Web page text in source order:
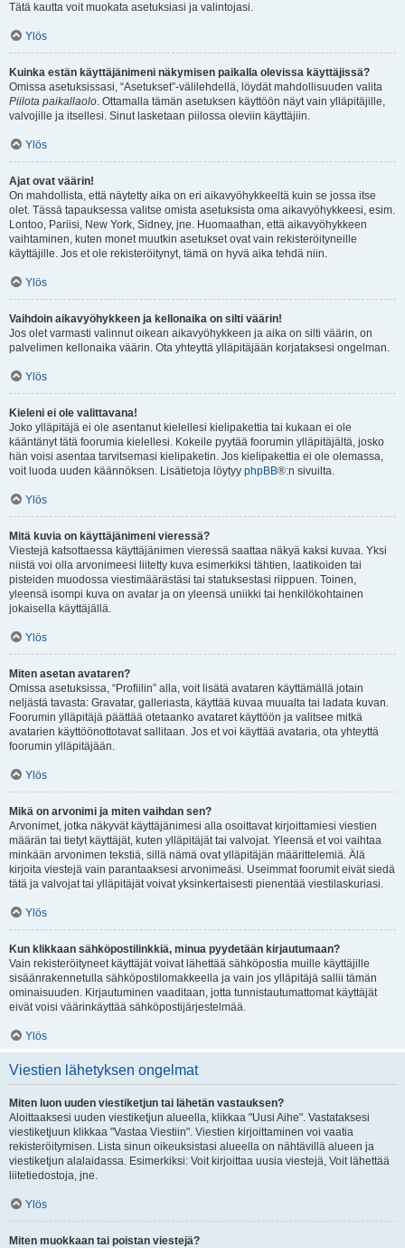
Tätä kautta voit muokata asetuksiasi ja valintojasi.
Ylös
Kuinka estän käyttäjänimeni näkymisen paikalla olevissa käyttäjissä?
Omissa asetuksissasi, “Asetukset”-välilehdellä, löydät mahdollisuuden valita
Piilota paikallaolo. Ottamalla tämän asetuksen käyttöön näyt vain ylläpitäjille,
valvojille ja itsellesi. Sinut lasketaan piilossa oleviin käyttäjiin.
Ylös
Ajat ovat väärin!
On mahdollista, että näytetty aika on eri aikavyöhykkeeltä kuin se jossa itse
olet. Tässä tapauksessa valitse omista asetuksista oma aikavyöhykkeesi, esim.
Lontoo, Pariisi, New York, Sidney, jne. Huomaathan, että aikavyöhykkeen
vaihtaminen, kuten monet muutkin asetukset ovat vain rekisteröityneille
käyttäjille. Jos et ole rekisteröitynyt, tämä on hyvä aika tehdä niin.
Ylös
Vaihdoin aikavyöhykkeen ja kellonaika on silti väärin!
Jos olet varmasti valinnut oikean aikavyöhykkeen ja aika on silti väärin, on
palvelimen kellonaika väärin. Ota yhteyttä ylläpitäjään korjataksesi ongelman.
Ylös
Kieleni ei ole valittavana!
Joko ylläpitäjä ei ole asentanut kielellesi kielipakettia tai kukaan ei ole
kääntänyt tätä foorumia kielellesi. Kokeile pyytää foorumin ylläpitäjältä, josko
hän voisi asentaa tarvitsemasi kielipaketin. Jos kielipakettia ei ole olemassa,
voit luoda uuden käännöksen. Lisätietoja löytyy phpBB®:n sivuilta.
Ylös
Mitä kuvia on käyttäjänimeni vieressä?
Viestejä katsottaessa käyttäjänimen vieressä saattaa näkyä kaksi kuvaa. Yksi
niistä voi olla arvonimeesi liitetty kuva esimerkiksi tähtien, laatikoiden tai
pisteiden muodossa viestimäärästäsi tai statuksestasi riippuen. Toinen,
yleensä isompi kuva on avatar ja on yleensä uniikki tai henkilökohtainen
jokaisella käyttäjällä.
Ylös
Miten asetan avataren?
Omissa asetuksissa, “Profiilin” alla, voit lisätä avataren käyttämällä jotain
neljästä tavasta: Gravatar, galleriasta, käyttää kuvaa muualta tai ladata kuvan.
Foorumin ylläpitäjä päättää otetaanko avataret käyttöön ja valitsee mitkä
avatarien käyttöönottotavat sallitaan. Jos et voi käyttää avataria, ota yhteyttä
foorumin ylläpitäjään.
Ylös
Mikä on arvonimi ja miten vaihdan sen?
Arvonimet, jotka näkyvät käyttäjänimesi alla osoittavat kirjoittamiesi viestien
määrän tai tietyt käyttäjät, kuten ylläpitäjät tai valvojat. Yleensä et voi vaihtaa
minkään arvonimen tekstiä, sillä nämä ovat ylläpitäjän määrittelemiä. Älä
kirjoita viestejä vain parantaaksesi arvonimeäsi. Useimmat foorumit eivät siedä
tätä ja valvojat tai ylläpitäjät voivat yksinkertaisesti pienentää viestilaskuriasi.
Ylös
Kun klikkaan sähköpostilinkkiä, minua pyydetään kirjautumaan?
Vain rekisteröityneet käyttäjät voivat lähettää sähköpostia muille käyttäjille
sisäänrakennetulla sähköpostilomakkeella ja vain jos ylläpitäjä sallii tämän
ominaisuuden. Kirjautuminen vaaditaan, jotta tunnistautumattomat käyttäjät
eivät voisi väärinkäyttää sähköpostijärjestelmää.
Ylös
Viestien lähetyksen ongelmat
Miten luon uuden viestiketjun tai lähetän vastauksen?
Aloittaaksesi uuden viestiketjun alueella, klikkaa "Uusi Aihe". Vastataksesi
viestiketjuun klikkaa "Vastaa Viestiin". Viestien kirjoittaminen voi vaatia
rekisteröitymisen. Lista sinun oikeuksistasi alueella on nähtävillä alueen ja
viestiketjun alalaidassa. Esimerkiksi: Voit kirjoittaa uusia viestejä, Voit lähettää
liitetiedostoja, jne.
Ylös
Miten muokkaan tai poistan viestejä?